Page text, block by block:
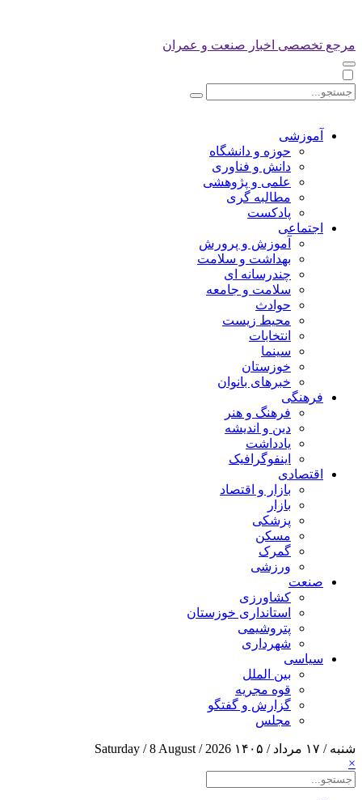
مرجع تخصصی اخبار صنعت و عمران
آموزشی
حوزه و دانشگاه
دانش و فناوری
علمی و پژوهشی
مطالبه گری
پادکست
اجتماعی
آموزش و پرورش
بهداشت و سلامت
چندرسانه ای
سلامت و جامعه
حوادث
محیط زیست
انتخابات
سینما
خوزستان
خبرهای بانوان
فرهنگی
فرهنگ و هنر
دین و اندیشه
یادداشت
اینفوگرافیک
اقتصادی
بازار و اقتصاد
بازار
پزشکی
مسکن
گمرک
ورزشی
صنعت
کشاورزی
استانداری خوزستان
پتروشیمی
شهرداری
سیاسی
بین الملل
قوه مجریه
گزارش و گفتگو
مجلس
شنبه / ۱۷ مرداد / ۱۴۰۵
Saturday / 8 August / 2026
×